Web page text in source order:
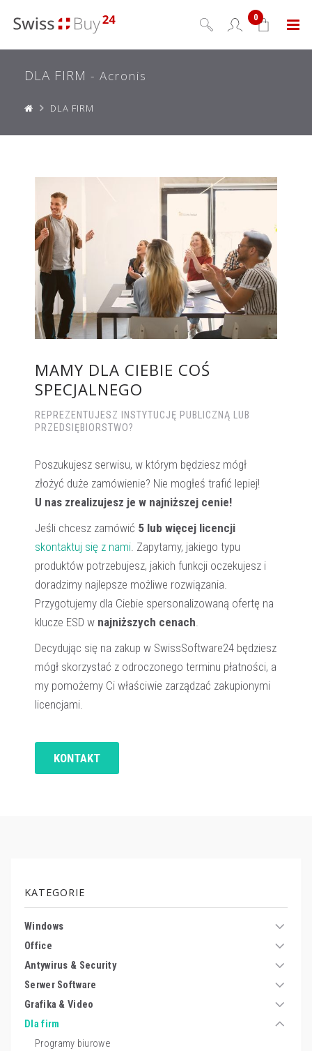
Menu
0
DLA FIRM - Acronis
DLA FIRM
MAMY DLA CIEBIE COŚ
SPECJALNEGO
REPREZENTUJESZ INSTYTUCJĘ PUBLICZNĄ LUB
PRZEDSIĘBIORSTWO?
Poszukujesz serwisu, w którym będziesz mógł
złożyć duże zamówienie? Nie mogłeś trafić lepiej!
U nas zrealizujesz je w najniższej cenie!
Jeśli chcesz zamówić 5 lub więcej licencji
skontaktuj się z nami. Zapytamy, jakiego typu
produktów potrzebujesz, jakich funkcji oczekujesz i
doradzimy najlepsze możliwe rozwiązania.
Przygotujemy dla Ciebie spersonalizowaną ofertę na
klucze ESD w najniższych cenach.
Decydując się na zakup w SwissSoftware24 będziesz
mógł skorzystać z odroczonego terminu płatności, a
my pomożemy Ci właściwie zarządzać zakupionymi
licencjami.
KONTAKT
KATEGORIE
Windows
Office
Antywirus & Security
Serwer Software
Grafika & Video
Dla firm
Programy biurowe